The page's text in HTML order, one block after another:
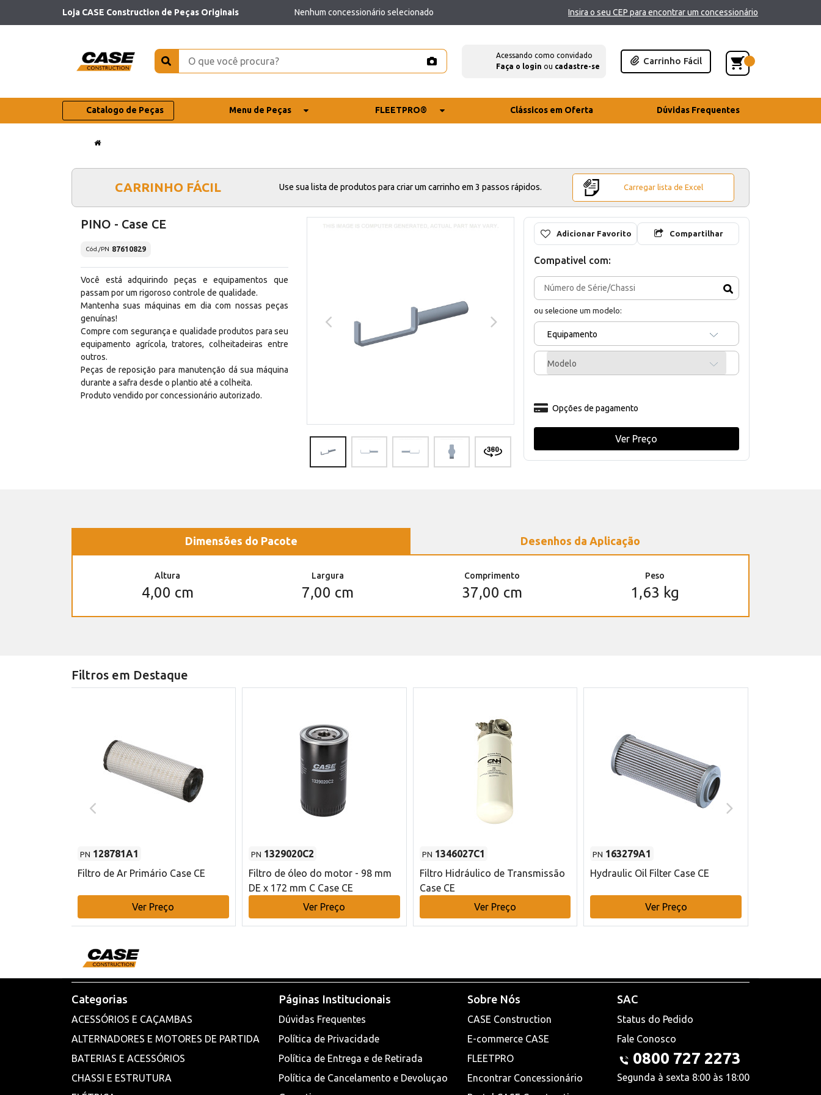
Loja CASE Construction de Peças Originais Nenhum concessionário selecionado Insira o seu CEP para encontrar um concessionário
Acessando como convidado
Faça o login ou cadastre-se
Carrinho Fácil
Catalogo de Peças Menu de Peças FLEETPRO® Clássicos em Oferta Dúvidas Frequentes
CARRINHO FÁCIL Use sua lista de produtos para criar um carrinho em 3 passos rápidos. Carregar lista de Excel
PINO - Case CE
Cód./PN 87610829
Você está adquirindo peças e equipamentos que
passam por um rigoroso controle de qualidade.
Mantenha suas máquinas em dia com nossas peças
genuínas!
Compre com segurança e qualidade produtos para seu
equipamento agrícola, tratores, colheitadeiras entre
outros.
Peças de reposição para manutenção dá sua máquina
durante a safra desde o plantio até a colheita.
Produto vendido por concessionário autorizado.
Adicionar Favorito Compartilhar
Compativel com:
ou selecione um modelo:
Equipamento
Modelo
Opções de pagamento
Ver Preço
Dimensões do Pacote Desenhos da Aplicação
Altura
4,00 cm
Largura
7,00 cm
Comprimento
37,00 cm
Peso
1,63 kg
Filtros em Destaque
PN 128781A1
Filtro de Ar Primário Case CE
Ver Preço
PN 1329020C2
Filtro de óleo do motor - 98 mm
DE x 172 mm C Case CE
Ver Preço
PN 1346027C1
Filtro Hidráulico de Transmissão
Case CE
Ver Preço
PN 163279A1
Hydraulic Oil Filter Case CE
Ver Preço
Categorias
ACESSÓRIOS E CAÇAMBAS
ALTERNADORES E MOTORES DE PARTIDA
BATERIAS E ACESSÓRIOS
CHASSI E ESTRUTURA
Páginas Institucionais
Dúvidas Frequentes
Política de Privacidade
Política de Entrega e de Retirada
Política de Cancelamento e Devoluçao
Sobre Nós
CASE Construction
E-commerce CASE
FLEETPRO
Encontrar Concessionário
SAC
Status do Pedido
Fale Conosco
0800 727 2273
Segunda à sexta 8:00 às 18:00